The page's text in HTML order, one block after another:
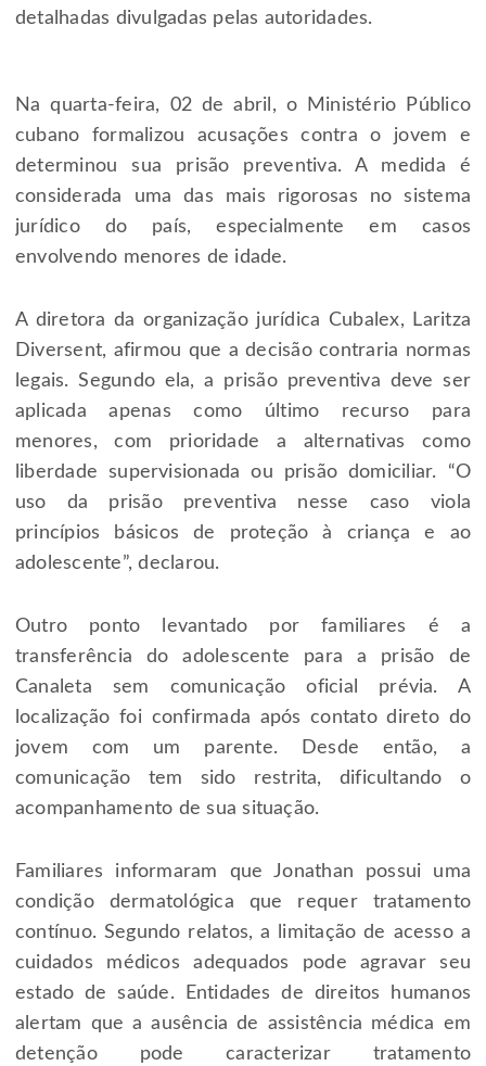
detalhadas divulgadas pelas autoridades.
Na quarta-feira, 02 de abril, o Ministério Público
cubano formalizou acusações contra o jovem e
determinou sua prisão preventiva. A medida é
considerada uma das mais rigorosas no sistema
jurídico do país, especialmente em casos
envolvendo menores de idade.
A diretora da organização jurídica Cubalex, Laritza
Diversent, afirmou que a decisão contraria normas
legais. Segundo ela, a prisão preventiva deve ser
aplicada apenas como último recurso para
menores, com prioridade a alternativas como
liberdade supervisionada ou prisão domiciliar. “O
uso da prisão preventiva nesse caso viola
princípios básicos de proteção à criança e ao
adolescente”, declarou.
Outro ponto levantado por familiares é a
transferência do adolescente para a prisão de
Canaleta sem comunicação oficial prévia. A
localização foi confirmada após contato direto do
jovem com um parente. Desde então, a
comunicação tem sido restrita, dificultando o
acompanhamento de sua situação.
Familiares informaram que Jonathan possui uma
condição dermatológica que requer tratamento
contínuo. Segundo relatos, a limitação de acesso a
cuidados médicos adequados pode agravar seu
estado de saúde. Entidades de direitos humanos
alertam que a ausência de assistência médica em
detenção pode caracterizar tratamento